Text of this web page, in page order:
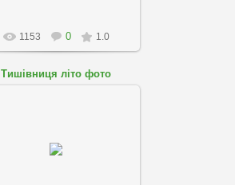
1153 0 1.0
Тишівниця літо фото